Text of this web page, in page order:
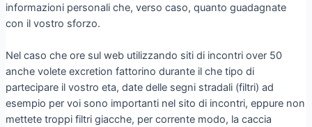
informazioni personali che, verso caso, quanto guadagnate
con il vostro sforzo.
Nel caso che ore sul web utilizzando siti di incontri over 50
anche volete excretion fattorino durante il che tipo di
partecipare il vostro eta, date delle segni stradali (filtri) ad
esempio per voi sono importanti nel sito di incontri, eppure non
mettete troppi filtri giacche, per corrente modo, la caccia